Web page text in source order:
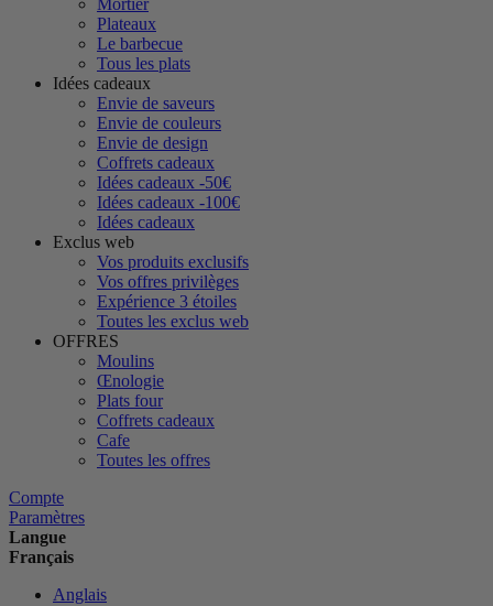
Mortier
Plateaux
Le barbecue
Tous les plats
Idées cadeaux
Envie de saveurs
Envie de couleurs
Envie de design
Coffrets cadeaux
Idées cadeaux -50€
Idées cadeaux -100€
Idées cadeaux
Exclus web
Vos produits exclusifs
Vos offres privilèges
Expérience 3 étoiles
Toutes les exclus web
OFFRES
Moulins
Œnologie
Plats four
Coffrets cadeaux
Cafe
Toutes les offres
Compte
Paramètres
Langue
Français
Anglais